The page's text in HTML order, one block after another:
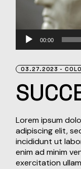
Audio
Player
00:00
03.27.2023
Lorem ipsum
adipiscing elit,
incididunt ut
enim ad minim
exercitation ullam